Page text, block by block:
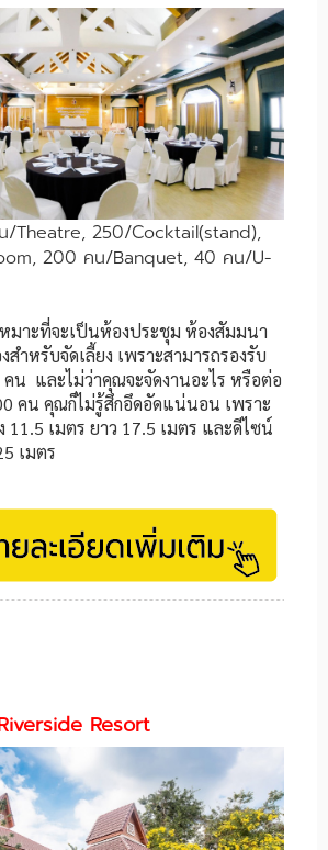
Theatre, 250/Cocktail(stand),
200 คน/Banquet, 40 คน/U-
หมาะที่จะเป็นห้องประชุม ห้องสัมมนา
ำหรับจัดเลี้ยง เพราะสามารถรองรับ
คน และไม่ว่าคุณจะจัดงานอะไร หรือต่อ
คน คุณก็ไม่รู้สึกอึดอัดแน่นอน เพราะ
11.5 เมตร ยาว 17.5 เมตร และดีไซน์
เมตร
Resort